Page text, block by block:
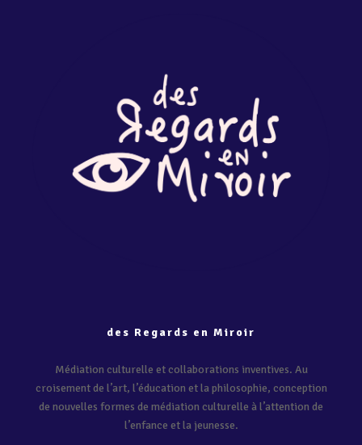
des Regards en Miroir
Médiation culturelle et collaborations inventives. Au
croisement de l’art, l’éducation et la philosophie, conception
de nouvelles formes de médiation culturelle à l’attention de
l’enfance et la jeunesse.